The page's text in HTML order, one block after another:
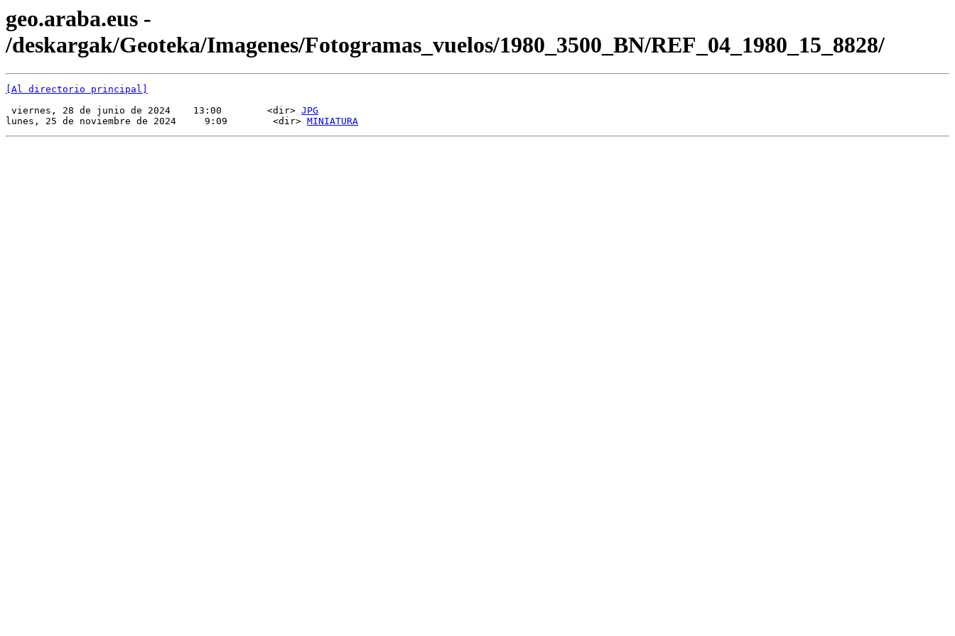
geo.araba.eus -
/deskargak/Geoteka/Imagenes/Fotogramas_vuelos/1980_3500_BN/REF_04_1980_15_8828/
[Al directorio principal]
viernes, 28 de junio de 2024    13:00        <dir> JPG
lunes, 25 de noviembre de 2024     9:09        <dir> MINIATURA